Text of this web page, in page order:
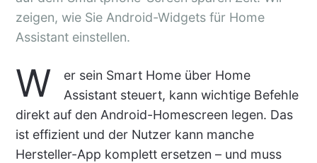
zeigen, wie Sie Android-Widgets für Home
Assistant einstellen.
W
er sein Smart Home über Home
Assistant steuert, kann wichtige Befehle
direkt auf den Android-Homescreen legen. Das
ist effizient und der Nutzer kann manche
Hersteller-App komplett ersetzen – und muss